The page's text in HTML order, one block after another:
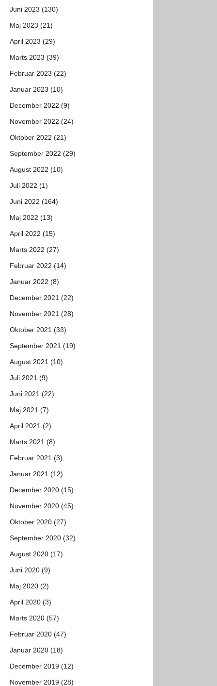
Juni 2023 (130)
Maj 2023 (21)
April 2023 (29)
Marts 2023 (39)
Februar 2023 (22)
Januar 2023 (10)
December 2022 (9)
November 2022 (24)
Oktober 2022 (21)
September 2022 (29)
August 2022 (10)
Juli 2022 (1)
Juni 2022 (164)
Maj 2022 (13)
April 2022 (15)
Marts 2022 (27)
Februar 2022 (14)
Januar 2022 (8)
December 2021 (22)
November 2021 (28)
Oktober 2021 (33)
September 2021 (19)
August 2021 (10)
Juli 2021 (9)
Juni 2021 (22)
Maj 2021 (7)
April 2021 (2)
Marts 2021 (8)
Februar 2021 (3)
Januar 2021 (12)
December 2020 (15)
November 2020 (45)
Oktober 2020 (27)
September 2020 (32)
August 2020 (17)
Juni 2020 (9)
Maj 2020 (2)
April 2020 (3)
Marts 2020 (57)
Februar 2020 (47)
Januar 2020 (18)
December 2019 (12)
November 2019 (28)